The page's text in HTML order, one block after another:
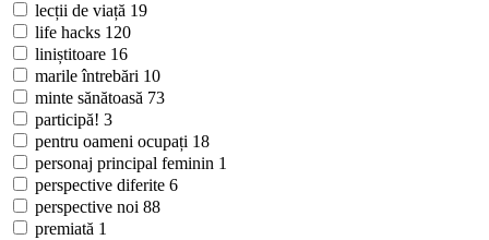
lecții de viață 19
life hacks 120
liniștitoare 16
marile întrebări 10
minte sănătoasă 73
participă! 3
pentru oameni ocupați 18
personaj principal feminin 1
perspective diferite 6
perspective noi 88
premiată 1